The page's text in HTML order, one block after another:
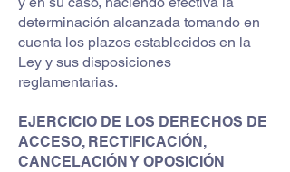
determinación alcanzada tomando en
cuenta los plazos establecidos en la
Ley y sus disposiciones
reglamentarias.
EJERCICIO DE LOS DERECHOS DE
ACCESO, RECTIFICACIÓN,
CANCELACIÓN Y OPOSICIÓN